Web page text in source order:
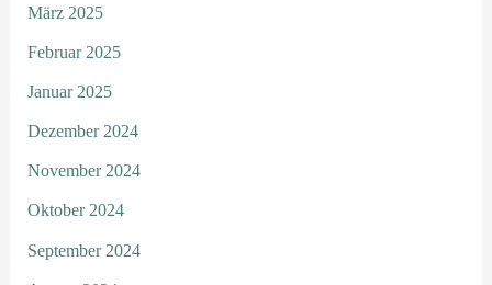
März 2025
Februar 2025
Januar 2025
Dezember 2024
November 2024
Oktober 2024
September 2024